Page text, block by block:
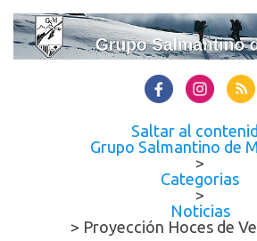
Saltar al
Grupo Salmantino de
>
Categorias
>
Noticias
> Proyección Hoces de